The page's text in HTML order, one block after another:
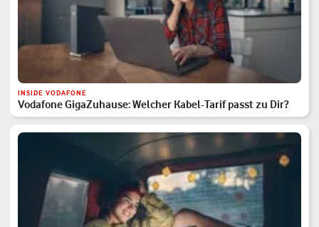
INSIDE VODAFONE
Vodafone GigaZuhause: Welcher Kabel-Tarif passt zu Dir?